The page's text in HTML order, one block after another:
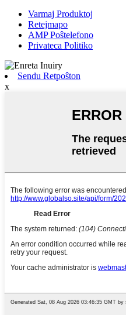
Varmaj Produktoj
Retejmapo
AMP Poŝtelefono
Privateca Politiko
Sendu Retpoŝton
x